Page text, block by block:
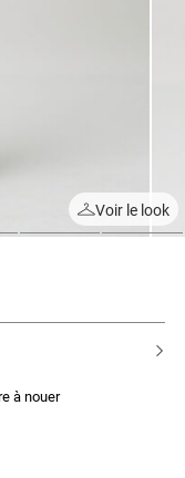
Voir le look
à nouer